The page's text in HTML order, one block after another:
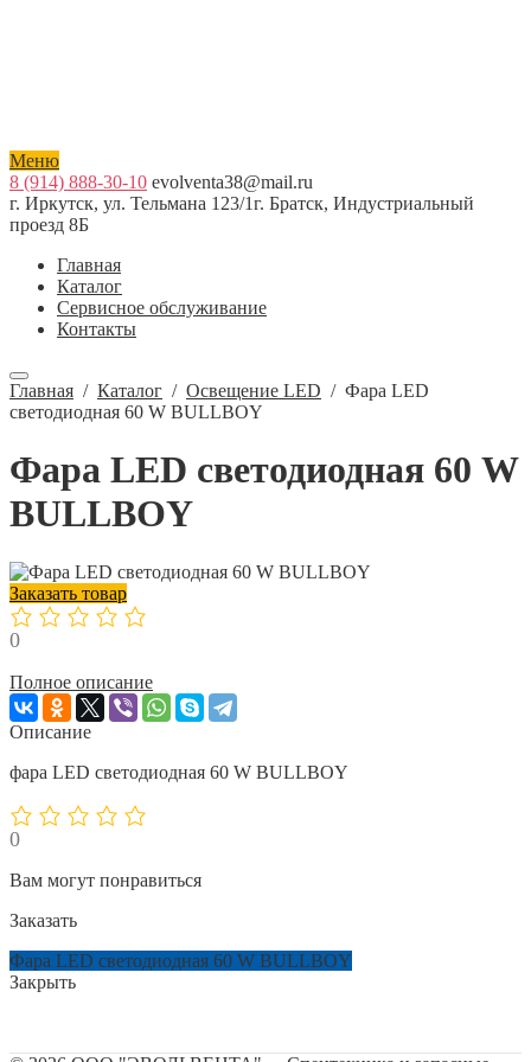
Меню
8 (914) 888-30-10 evolventa38@mail.ru
г. Иркутск, ул. Тельмана 123/1г. Братск, Индустриальный
проезд 8Б
Главная
Каталог
Сервисное обслуживание
Контакты
Главная / Каталог / Освещение LED / Фара LED
светодиодная 60 W BULLBOY
Фара LED светодиодная 60 W
BULLBOY
Заказать товар
0
Полное описание
Описание
фара LED светодиодная 60 W BULLBOY
0
Вам могут понравиться
Заказать
Фара LED светодиодная 60 W BULLBOY
Закрыть